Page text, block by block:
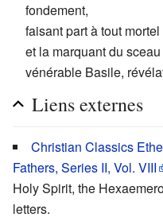
fondement,
faisant part à tout
et la marquant du
vénérable Basile,
Liens externes
Christian Classics
Fathers, Series II, Vol. VIII
Holy Spirit, the
letters.